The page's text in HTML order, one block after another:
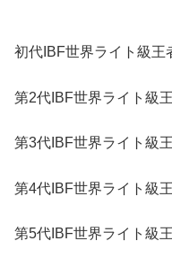
初代IBF世界ライト級
第2代IBF世界ライト級
第3代IBF世界ライト級
第4代IBF世界ライト級
第5代IBF世界ライト級